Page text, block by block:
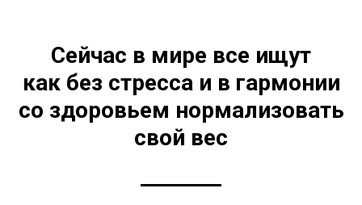
Сейчас в мире все ищут
как без стресса и в гармонии
со здоровьем нормализовать
свой вес